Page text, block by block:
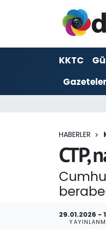
KKTC
Gazeteler
HABERLER
CTP,
29.01.2026 -
ADVERTORIAL
Dijigazete
Foto Galeri
Hava Durumu
Trafik Durumu
Haber Arşivi